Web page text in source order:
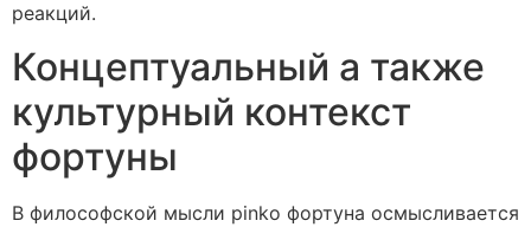
реакций.
Концептуальный а также
культурный контекст
фортуны
В философской мысли pinko фортуна осмысливается